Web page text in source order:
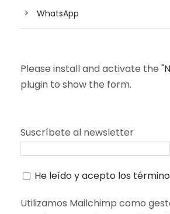
WhatsApp
Please install and activate the "
plugin to show the form.
Suscríbete al newsletter
He leído y acepto los
Utilizamos Mailchimp como